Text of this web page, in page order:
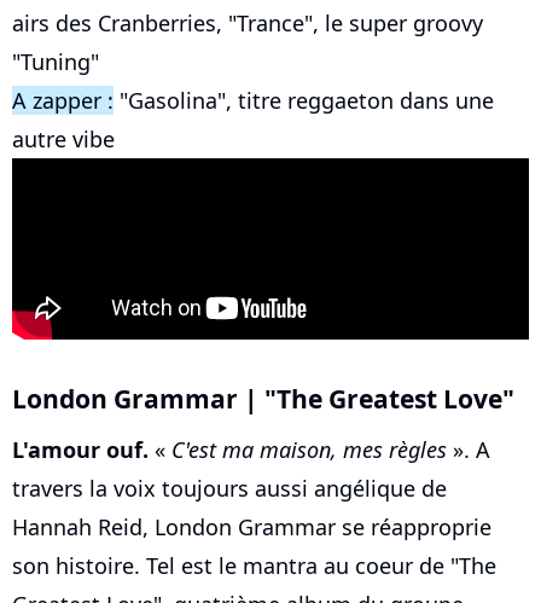
airs des Cranberries, "Trance", le super groovy
"Tuning"
A zapper : "Gasolina", titre reggaeton dans une
autre vibe
London Grammar | "The Greatest Love"
L'amour ouf. « C'est ma maison, mes règles ». A
travers la voix toujours aussi angélique de
Hannah Reid, London Grammar se réapproprie
son histoire. Tel est le mantra au coeur de "The